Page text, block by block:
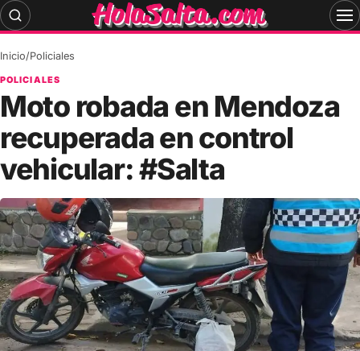
Skip
to
Inicio/Policiales
POLICIALES
Moto robada en Mendoza
recuperada en control
vehicular: #Salta